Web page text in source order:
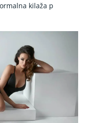
kilaža p